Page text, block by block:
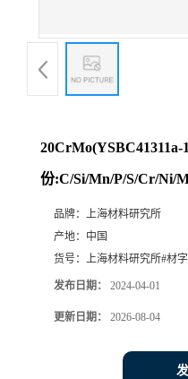
20CrMo(YSBC41311a-
份:C/Si/Mn/P/S/Cr/Ni/
品牌： 上海材料研究所
产地： 中国
货号： 上海材料研究所#材字
发布日期： 2024-04-01
更新日期： 2026-08-04